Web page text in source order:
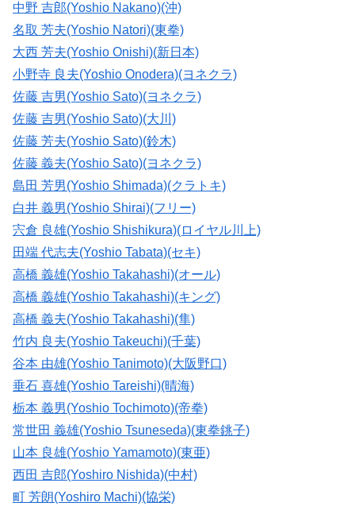
中野 吉郎(Yoshio Nakano)(沖)
名取 芳夫(Yoshio Natori)(東拳)
大西 芳夫(Yoshio Onishi)(新日本)
小野寺 良夫(Yoshio Onodera)(ヨネクラ)
佐藤 吉男(Yoshio Sato)(ヨネクラ)
佐藤 吉男(Yoshio Sato)(大川)
佐藤 芳夫(Yoshio Sato)(鈴木)
佐藤 義夫(Yoshio Sato)(ヨネクラ)
島田 芳男(Yoshio Shimada)(クラトキ)
白井 義男(Yoshio Shirai)(フリー)
宍倉 良雄(Yoshio Shishikura)(ロイヤル川上)
田端 代志夫(Yoshio Tabata)(セキ)
高橋 義雄(Yoshio Takahashi)(オール)
高橋 義雄(Yoshio Takahashi)(キング)
高橋 義夫(Yoshio Takahashi)(隼)
竹内 良夫(Yoshio Takeuchi)(千葉)
谷本 由雄(Yoshio Tanimoto)(大阪野口)
垂石 喜雄(Yoshio Tareishi)(晴海)
栃本 義男(Yoshio Tochimoto)(帝拳)
常世田 義雄(Yoshio Tsuneseda)(東拳銚子)
山本 良雄(Yoshio Yamamoto)(東亜)
西田 吉郎(Yoshiro Nishida)(中村)
町 芳朗(Yoshiro Machi)(協栄)